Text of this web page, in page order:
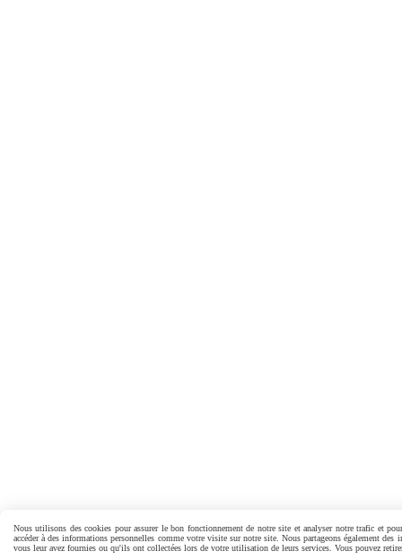
Nous utilisons des cookies pour assurer le bon fonctionnement de notre site et analyser notre trafic et
accéder à des informations personnelles comme votre visite sur notre site. Nous partageons également
vous leur avez fournies ou qu'ils ont collectées lors de votre utilisation de leurs services. Vous pouvez